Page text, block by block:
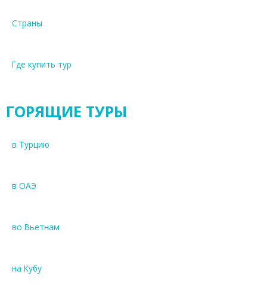
Страны
Где купить тур
ГОРЯЩИЕ ТУРЫ
в Турцию
в ОАЭ
во Вьетнам
на Кубу